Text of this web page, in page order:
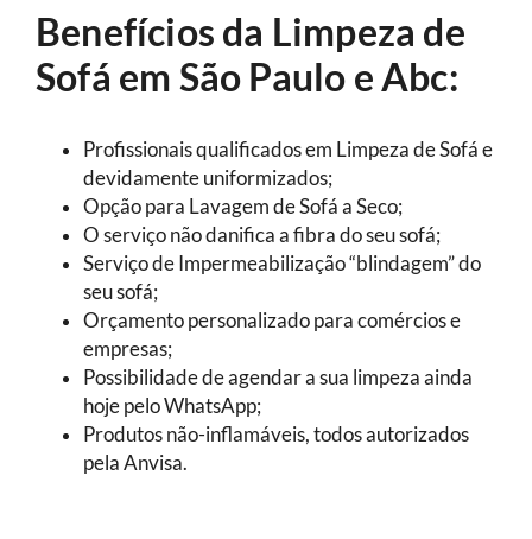
Benefícios da Limpeza de
Sofá em São Paulo e Abc:
Profissionais qualificados em Limpeza de Sofá e
devidamente uniformizados;
Opção para Lavagem de Sofá a Seco;
O serviço não danifica a fibra do seu sofá;
Serviço de Impermeabilização “blindagem” do
seu sofá;
Orçamento personalizado para comércios e
empresas;
Possibilidade de agendar a sua limpeza ainda
hoje pelo WhatsApp;
Produtos não-inflamáveis, todos autorizados
pela Anvisa.